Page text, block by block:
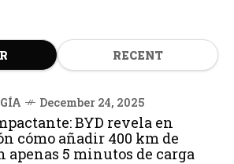
RECENT
December 24, 2025
BYD revela en
cómo añadir 400 km de
apenas 5 minutos de carga